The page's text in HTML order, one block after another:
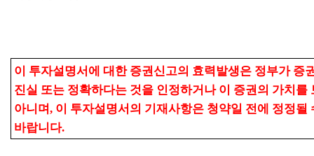
이 투자설명서에 대한 증권신고의 효력발생은 정부가 증
진실 또는 정확하다는 것을 인정하거나 이 증권의 가치를
아니며, 이 투자설명서의 기재사항은 청약일 전에 정정될
바랍니다.